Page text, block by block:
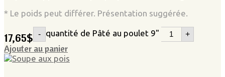
* Le poids peut différer. Présentation suggérée.
17,65$ - quantité de Pâté au poulet 9" +
Ajouter au panier